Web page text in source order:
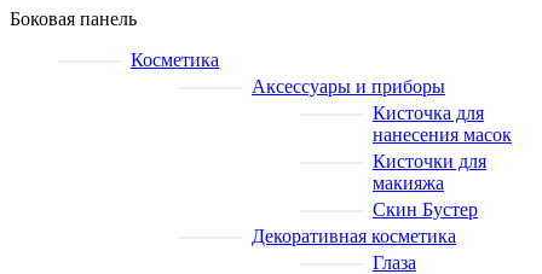
Боковая панель
Косметика
Аксессуары и приборы
Кисточка для
нанесения масок
Кисточки для
макияжа
Скин Бустер
Декоративная косметика
Глаза